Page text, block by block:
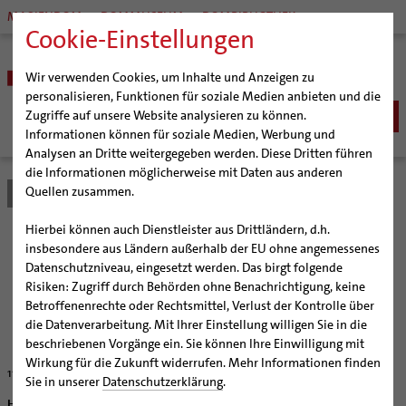
Cookie-Einstellungen
Wir verwenden Cookies, um Inhalte und Anzeigen zu
personalisieren, Funktionen für soziale Medien anbieten und die
Zugriffe auf unsere Website analysieren zu können.
Informationen können für soziale Medien, Werbung und
Analysen an Dritte weitergegeben werden. Diese Dritten führen
die Informationen möglicherweise mit Daten aus anderen
Quellen zusammen.
Hierbei können auch Dienstleister aus Drittländern, d.h.
insbesondere aus Ländern außerhalb der EU ohne angemessenes
Datenschutzniveau, eingesetzt werden. Das birgt folgende
Risiken: Zugriff durch Behörden ohne Benachrichtigung, keine
Betroffenenrechte oder Rechtsmittel, Verlust der Kontrolle über
die Datenverarbeitung. Mit Ihrer Einstellung willigen Sie in die
beschriebenen Vorgänge ein. Sie können Ihre Einwilligung mit
Wirkung für die Zukunft widerrufen. Mehr Informationen finden
Sie in unserer Datenschutzerklärung.
MARIENDOM DOMMUSEUM DOMBIBLIOTHEK
BISTUM
Bischöfe
Weihbischof Dr. Martin Marahrens
Bischof em. Norbert Trelle
Weihbischof em. Bongartz
Weihbischof em. Schwerdtfeger
Weihbischof em. Koitz
Bischof em. Dr. Wüstenberg
Generalvikariat
Gremien
Diözesangericht
Gemeindegremien
Pfarrgemeinden
Hildesheimer Dom
Virtueller Rundgang durch den Dom
Tausendjähriger Rosenstock
Die Hildesheimer Dommusik
Wallfahrten | Pilgern
Termine Wallfahrten und Pilgern
Jakobswege im Bistum Hildesheim
Veranstaltungen
Strategieprozess
Jugend
Bistum Hildesheim
Mit der Maus zur Messe
Katholische und evangelische Gemeinden stellen
Weihnachtsgottesdienste ins Internet
11/16/2004